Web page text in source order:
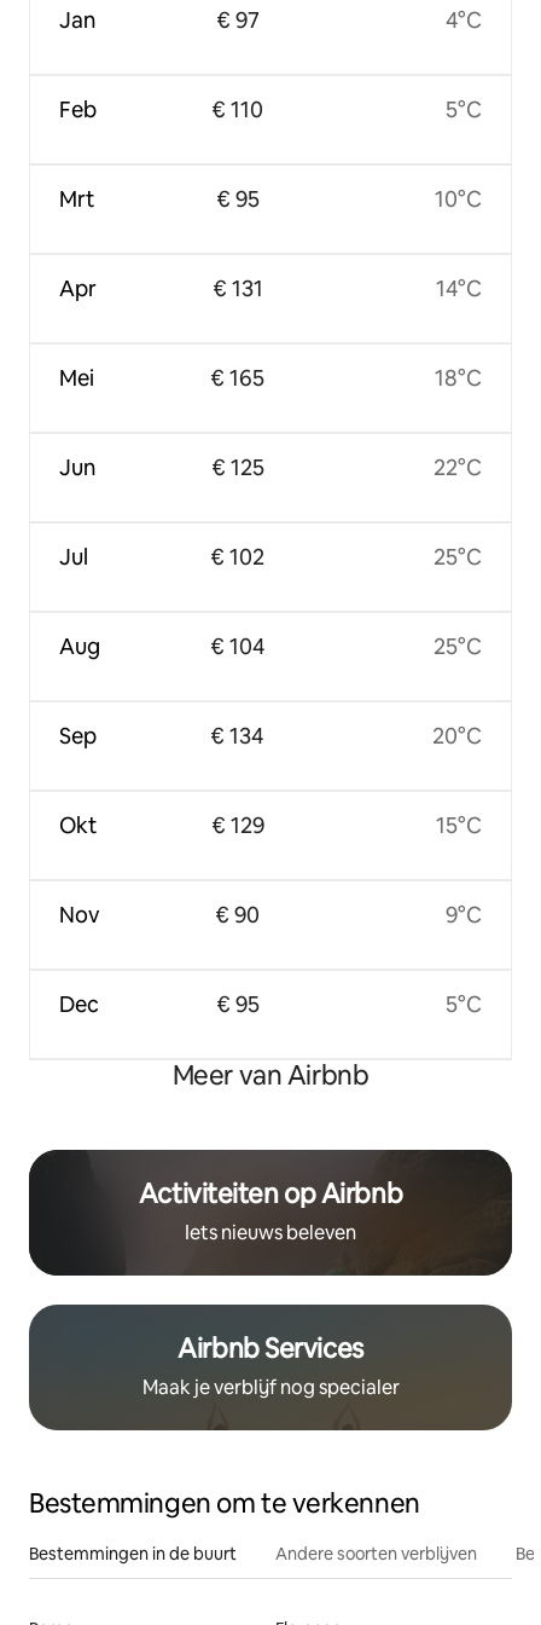
Jan
Feb
Mrt
Apr
Mei
Jun
Jul
Aug
Sep
Okt
Nov
Dec
€ 97
€ 110
€ 95
€ 131
€ 165
€ 125
€ 102
€ 104
€ 134
€ 129
€ 90
€ 95
4°C
5°C
10°C
14°C
18°C
22°C
25°C
25°C
20°C
15°C
9°C
5°C
Meer van Airbnb
Activiteiten op Airbnb
Iets nieuws beleven
Airbnb Services
Maak je verblijf nog specialer
Bestemmingen om te verkennen
Bestemmingen in de buurt Andere soorten verblijven